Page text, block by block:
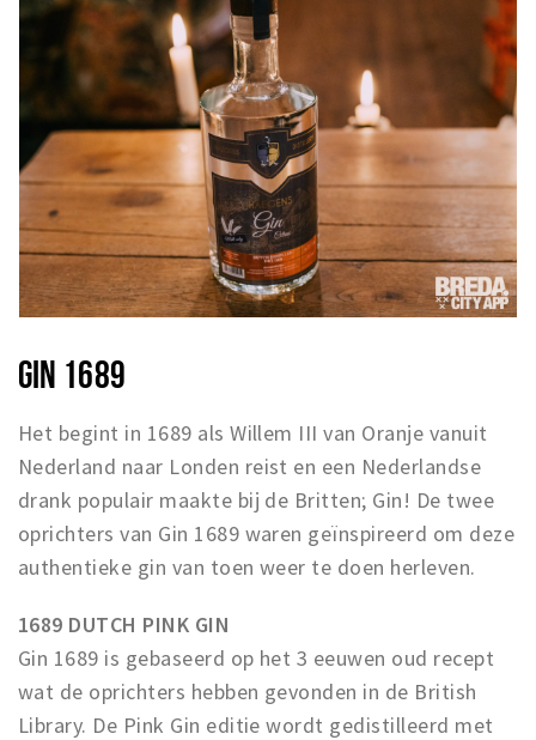
GIN 1689
Het begint in 1689 als Willem III van Oranje vanuit
Nederland naar Londen reist en een Nederlandse
drank populair maakte bij de Britten; Gin! De twee
oprichters van Gin 1689 waren geïnspireerd om deze
authentieke gin van toen weer te doen herleven.
1689 DUTCH PINK GIN
Gin 1689 is gebaseerd op het 3 eeuwen oud recept
wat de oprichters hebben gevonden in de British
Library. De Pink Gin editie wordt gedistilleerd met